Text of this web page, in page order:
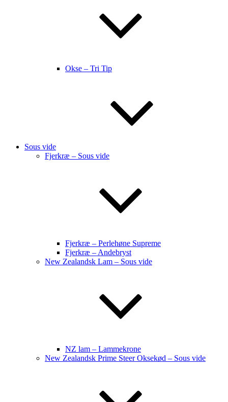
Okse – Tri Tip
Sous vide
Fjerkræ – Sous vide
Fjerkræ – Perlehøne Supreme
Fjerkræ – Andebryst
New Zealandsk Lam – Sous vide
NZ lam – Lammekrone
New Zealandsk Prime Steer Oksekød – Sous vide